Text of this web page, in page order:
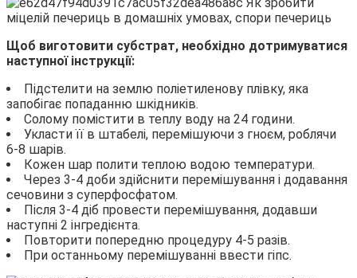
Щоб виготовити субстрат, необхідно дотримуватися
наступної інструкції:
Підстелити на землю поліетиленову плівку, яка
запобігає попаданню шкідників.
Солому помістити в теплу воду на 24 години.
Укласти її в штабелі, перемішуючи з гноєм, роблячи
6-8 шарів.
Кожен шар полити теплою водою температури.
Через 3-4 доби здійснити перемішування і додавання
сечовини з суперфосфатом.
Після 3-4 діб провести перемішування, додавши
наступні 2 інгредієнта.
Повторити попередню процедуру 4-5 разів.
При останньому перемішуванні ввести гіпс.